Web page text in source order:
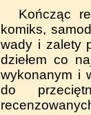
Kończąc
komiks,
wady i zalety
dziełem co
wykonanym i
do